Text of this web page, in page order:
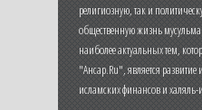
религиозную, так и
общественную жизнь
наиболее актуальных тем,
"Ансар.Ru", является
исламских финансов и халяль-